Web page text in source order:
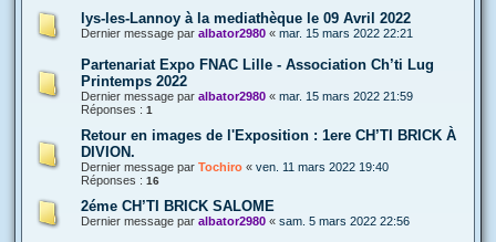
lys-les-Lannoy à la mediathèque le 09 Avril 2022
Dernier message par albator2980 « mar. 15 mars 2022 22:21
Partenariat Expo FNAC Lille - Association Ch’ti Lug
Printemps 2022
Dernier message par albator2980 « mar. 15 mars 2022 21:59
Réponses : 1
Retour en images de l'Exposition : 1ere CH’TI BRICK À
DIVION.
Dernier message par Tochiro « ven. 11 mars 2022 19:40
Réponses : 16
2éme CH’TI BRICK SALOME
Dernier message par albator2980 « sam. 5 mars 2022 22:56